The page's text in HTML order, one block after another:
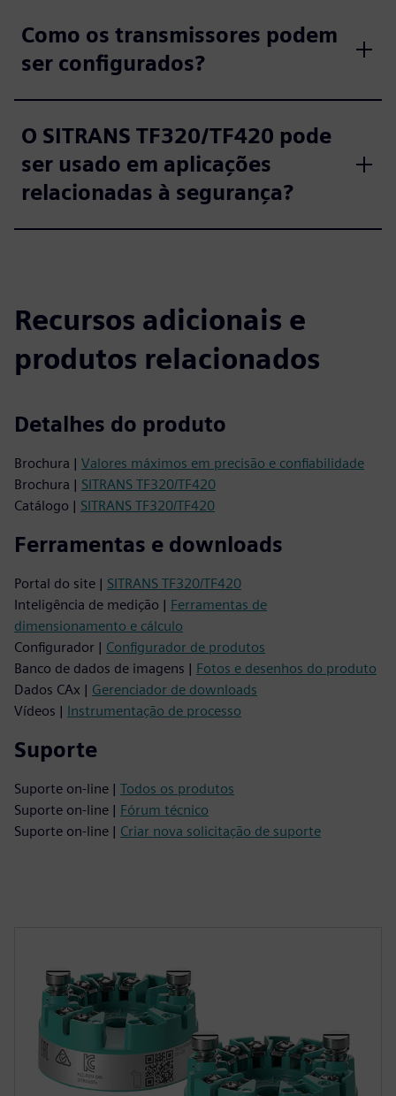
Como os transmissores podem
ser configurados?
O SITRANS TF320/TF420 pode
ser usado em aplicações
relacionadas à segurança?
Recursos adicionais e
produtos relacionados
Detalhes do produto
Brochura | Valores máximos em precisão e confiabilidade
Brochura | SITRANS TF320/TF420
Catálogo | SITRANS TF320/TF420
Ferramentas e downloads
Portal do site | SITRANS TF320/TF420
Inteligência de medição | Ferramentas de
dimensionamento e cálculo
Configurador | Configurador de produtos
Banco de dados de imagens | Fotos e desenhos do produto
Dados CAx | Gerenciador de downloads
Vídeos | Instrumentação de processo
Suporte
Suporte on-line | Todos os produtos
Suporte on-line | Fórum técnico
Suporte on-line | Criar nova solicitação de suporte